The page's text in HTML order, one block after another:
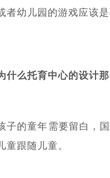
者幼儿园的游戏应该
什么托育中心的设计
子的童年需要留白，
童跟随儿童。